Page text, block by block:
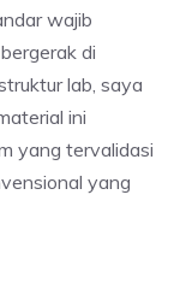
wajib
di
lab, saya
ini
yang tervalidasi
yang